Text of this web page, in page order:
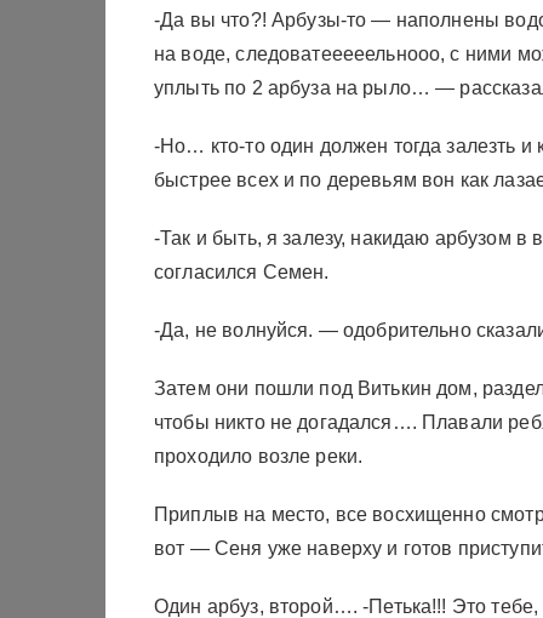
-Да вы что?! Арбузы-то — наполнены
на воде, следоватееееельнооо, с ними
уплыть по 2 арбуза на рыло… —
-Но… кто-то один должен тогда залезть
быстрее всех и по деревьям вон как
-Так и быть, я залезу, накидаю арбузом
согласился Семен.
-Да, не волнуйся. — одобрительно
Затем они пошли под Витькин дом,
чтобы никто не догадался…. Плавали
проходило возле реки.
Приплыв на место, все восхищенно
вот — Сеня уже наверху и готов
Один арбуз, второй…. -Петька!!! Это